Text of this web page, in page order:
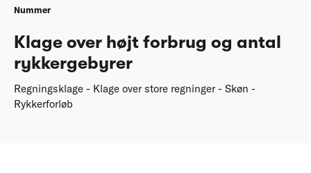
Nummer
Klage over højt forbrug og antal
rykkergebyrer
Regningsklage - Klage over store regninger - Skøn -
Rykkerforløb